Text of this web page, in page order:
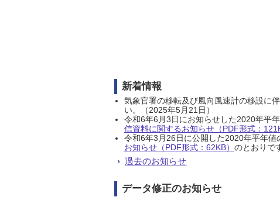
新着情報
気象官署の移転及び風向風速計の移設に
い。（2025年5月21日）
令和6年6月3日にお知らせした2020年平
信資料に関するお知らせ（PDF形式：
令和6年3月26日に公開した2020年平年
お知らせ（PDF形式：62KB） のとおりで
過去のお知らせ
データ修正のお知らせ